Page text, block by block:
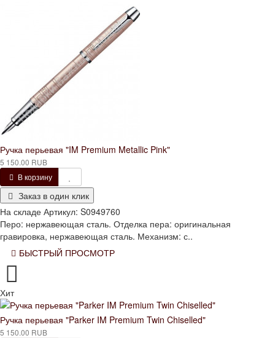
Ручка перьевая "IM Premium Metallic Pink"
5 150.00 RUB
В корзину
Заказ в один клик
На складе Артикул: S0949760
Перо: нержавеющая сталь. Отделка пера: оригинальная
гравировка, нержавеющая сталь. Механизм: с..
БЫСТРЫЙ ПРОСМОТР
Хит
Ручка перьевая "Parker IM Premium Twin Chiselled"
5 150.00 RUB